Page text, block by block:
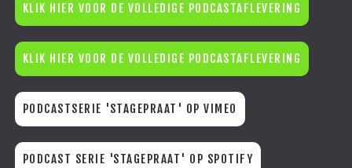
KLIK HIER VOOR DE VOLLEDIGE PODCASTAFLEVERING
KLIK HIER VOOR DE VOLLEDIGE PODCASTAFLEVERING
PODCASTSERIE 'STAGEPRAAT' OP VIMEO
PODCAST SERIE 'STAGEPRAAT' OP SPOTIFY